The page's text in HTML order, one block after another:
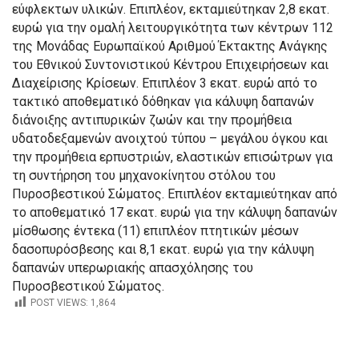
εύφλεκτων υλικών. Επιπλέον, εκταμιεύτηκαν 2,8 εκατ.
ευρώ για την ομαλή λειτουργικότητα των κέντρων 112
της Μονάδας Ευρωπαϊκού Αριθμού Έκτακτης Ανάγκης
του Εθνικού Συντονιστικού Κέντρου Επιχειρήσεων και
Διαχείρισης Κρίσεων. Επιπλέον 3 εκατ. ευρώ από το
τακτικό αποθεματικό δόθηκαν για κάλυψη δαπανών
διάνοιξης αντιπυρικών ζωών και την προμήθεια
υδατοδεξαμενών ανοιχτού τύπου – μεγάλου όγκου και
την προμήθεια ερπυστριών, ελαστικών επισώτρων για
τη συντήρηση του μηχανοκίνητου στόλου του
Πυροσβεστικού Σώματος. Επιπλέον εκταμιεύτηκαν από
το αποθεματικό 17 εκατ. ευρώ για την κάλυψη δαπανών
μίσθωσης έντεκα (11) επιπλέον πτητικών μέσων
δασοπυρόσβεσης και 8,1 εκατ. ευρώ για την κάλυψη
δαπανών υπερωριακής απασχόλησης του
Πυροσβεστικού Σώματος.
POST VIEWS: 1,864